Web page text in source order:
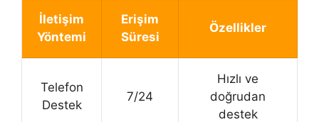
İletişim
Yöntemi
Erişim
Süresi
Özellikler
Telefon
Destek
7/24
Hızlı ve
doğrudan
destek